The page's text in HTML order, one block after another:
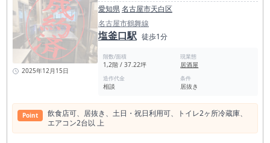
2025年12月15日
愛知県名古屋市天白区
名古屋市鶴舞線
塩釜口駅 徒歩1分
階数/面積
1,2階 / 37.22坪
現業態
居酒屋
造作代金
相談
条件
居抜き
Point
飲食店可、居抜き、土日・祝日利用可、トイレ2ヶ所冷蔵庫、
エアコン2台以 上